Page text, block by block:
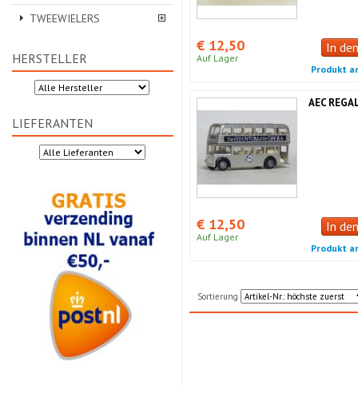
TWEEWIELERS
HERSTELLER
LIEFERANTEN
€ 12,50
Auf Lager
In
Produkt
AEC
€ 12,50
Auf Lager
In
Produkt
Sortierung